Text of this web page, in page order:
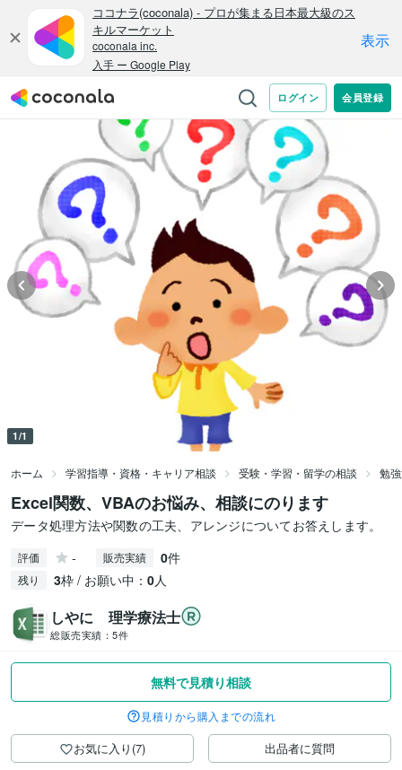
1/1
ホーム 学習指導・資格・キャリア相談 受験・学習・留学の相談 勉
Excel関数、VBAのお悩み、相談にのります
データ処理方法や関数の工夫、アレンジについてお答えします。
評価 - 販売実績 0件
残り 3枠 / お願い中： 0人
しやに 理学療法士
総販売実績： 5件
無料で見積り相談
見積りから購入までの流れ
お気に入り(7) 出品者に質問